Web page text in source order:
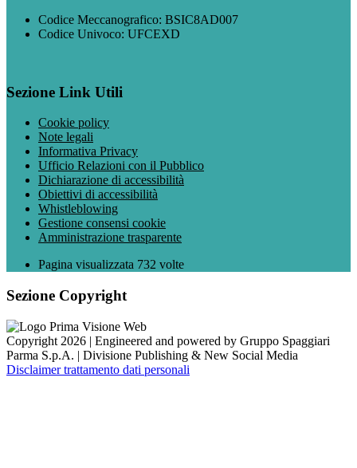
Codice Meccanografico: BSIC8AD007
Codice Univoco: UFCEXD
Sezione Link Utili
Cookie policy
Note legali
Informativa Privacy
Ufficio Relazioni con il Pubblico
Dichiarazione di accessibilità
Obiettivi di accessibilità
Whistleblowing
Gestione consensi cookie
Amministrazione trasparente
Pagina visualizzata 732 volte
Sezione Copyright
Copyright 2026 | Engineered and powered by Gruppo Spaggiari
Parma S.p.A. | Divisione Publishing & New Social Media
Disclaimer trattamento dati personali